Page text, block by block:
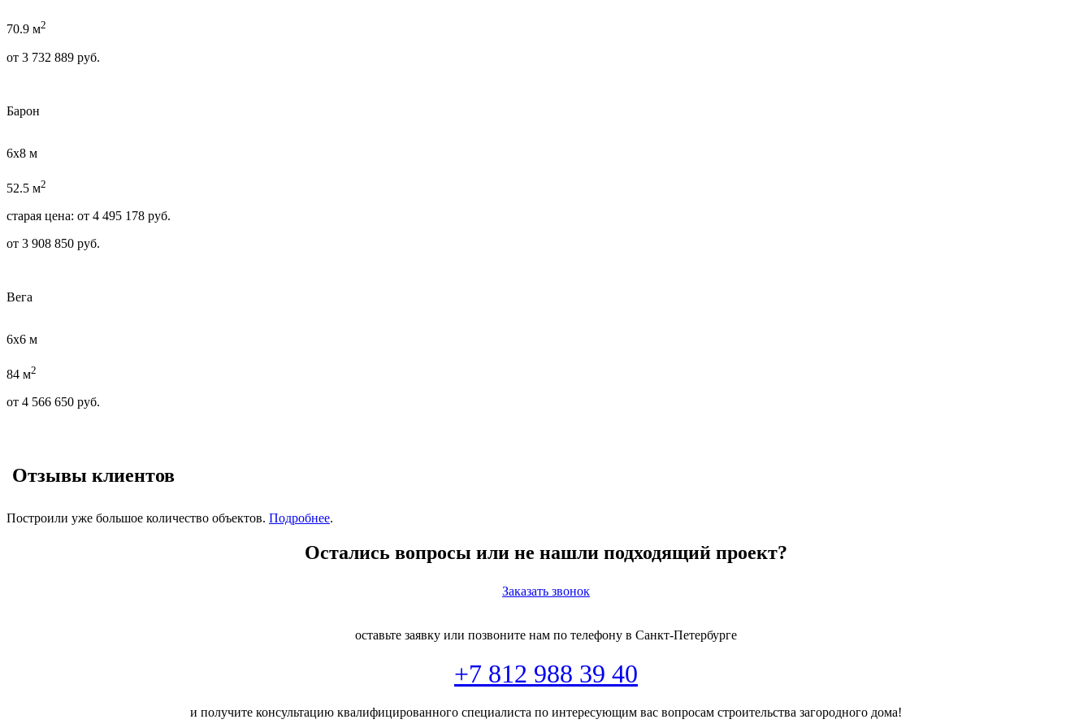
70.9 м2
от 3 732 889 руб.
Барон
6х8 м
52.5 м2
старая цена: от 4 495 178 руб.
от 3 908 850 руб.
Вега
6х6 м
84 м2
от 4 566 650 руб.
Отзывы клиентов
Построили уже большое количество объектов. Подробнее.
Остались вопросы или не нашли подходящий проект?
Заказать звонок
оставьте заявку или позвоните нам по телефону в Санкт-Петербурге
+7 812 988 39 40
и получите консультацию квалифицированного специалиста по интересующим вас вопросам строительства загородного дома!